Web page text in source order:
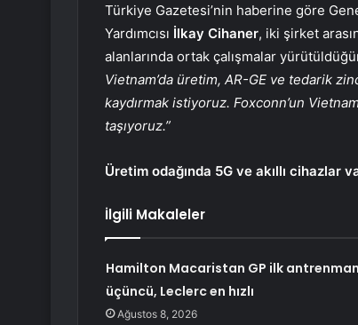
Türkiye Gazetesi’nin haberine göre
Yardımcısı İlkay Cihaner, iki şirket
alanlarında ortak çalışmalar
Vietnam’da üretim, AR-GE ve tedarik
kaydırmak istiyoruz. Foxconn’un
taşıyoruz.”
Üretim odağında 5G ve akıllı cihazlar
İlgili Makaleler
Hamilton Macaristan GP ilk
üçüncü, Leclerc en hızlı
Ağustos 8, 2026